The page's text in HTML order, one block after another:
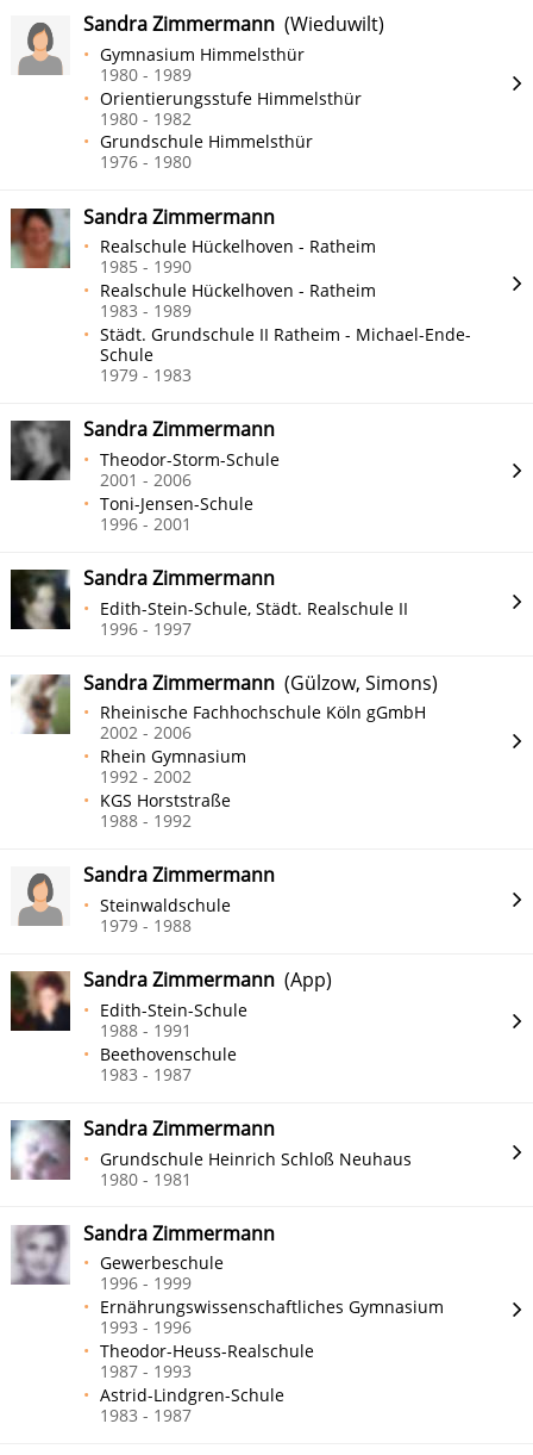
Sandra Zimmermann (Wieduwilt)
Gymnasium Himmelsthür
1980 - 1989
Orientierungsstufe Himmelsthür
1980 - 1982
Grundschule Himmelsthür
1976 - 1980
Sandra Zimmermann
Realschule Hückelhoven - Ratheim
1985 - 1990
Realschule Hückelhoven - Ratheim
1983 - 1989
Städt. Grundschule II Ratheim - Michael-Ende-
Schule
1979 - 1983
Sandra Zimmermann
Theodor-Storm-Schule
2001 - 2006
Toni-Jensen-Schule
1996 - 2001
Sandra Zimmermann
Edith-Stein-Schule, Städt. Realschule II
1996 - 1997
Sandra Zimmermann (Gülzow, Simons)
Rheinische Fachhochschule Köln gGmbH
2002 - 2006
Rhein Gymnasium
1992 - 2002
KGS Horststraße
1988 - 1992
Sandra Zimmermann
Steinwaldschule
1979 - 1988
Sandra Zimmermann (App)
Edith-Stein-Schule
1988 - 1991
Beethovenschule
1983 - 1987
Sandra Zimmermann
Grundschule Heinrich Schloß Neuhaus
1980 - 1981
Sandra Zimmermann
Gewerbeschule
1996 - 1999
Ernährungswissenschaftliches Gymnasium
1993 - 1996
Theodor-Heuss-Realschule
1987 - 1993
Astrid-Lindgren-Schule
1983 - 1987